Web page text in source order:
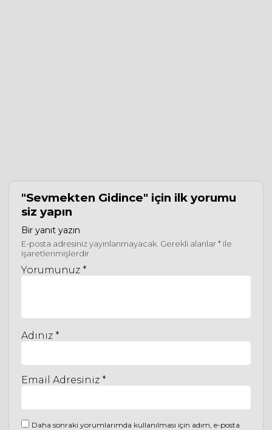
"Sevmekten Gidince" için ilk yorumu
siz yapın
Bir yanıt yazın
E-posta adresiniz yayınlanmayacak. Gerekli alanlar* ile
işaretlenmişlerdir
Yorumunuz *
Adınız *
Email Adresiniz *
Daha sonraki yorumlarımda kullanılması için adım, e-posta